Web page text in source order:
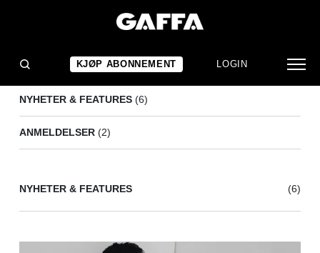
KJØP ABONNEMENT LOGIN
NYHETER & FEATURES (6)
ANMELDELSER (2)
NYHETER & FEATURES (6)